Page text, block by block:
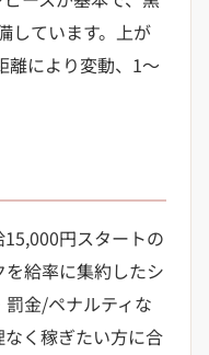
しています。上が
離により変動、1〜
円スタートの
給率に集約したシ
金/ペナルティな
く稼ぎたい方に合